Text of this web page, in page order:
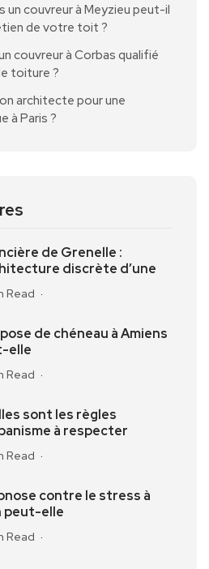
couvreur à Meyzieu peut-il
de votre toit ?
couvreur à Corbas qualifié
toiture ?
architecte pour une
à Paris ?
de Grenelle :
discrète d’une
Read
de chéneau à Amiens
elle
Read
sont les règles
à respecter
Read
contre le stress à
peut-elle
Read